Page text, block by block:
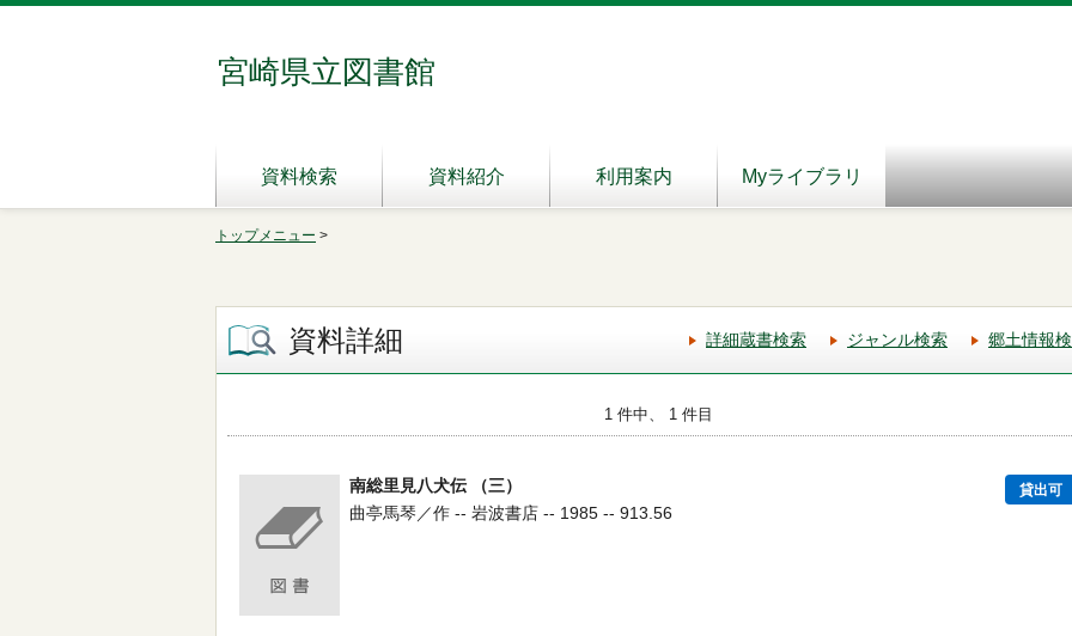
宮崎県立図書館
資料検索 資料紹介 利用案内 Myライブラリ
トップメニュー >
資料詳細 詳細蔵書検索 ジャンル検索 郷土情報
1 件中、 1 件目
南総里見八犬伝 （三） 貸出可
曲亭馬琴／作 -- 岩波書店 -- 1985 -- 913.56